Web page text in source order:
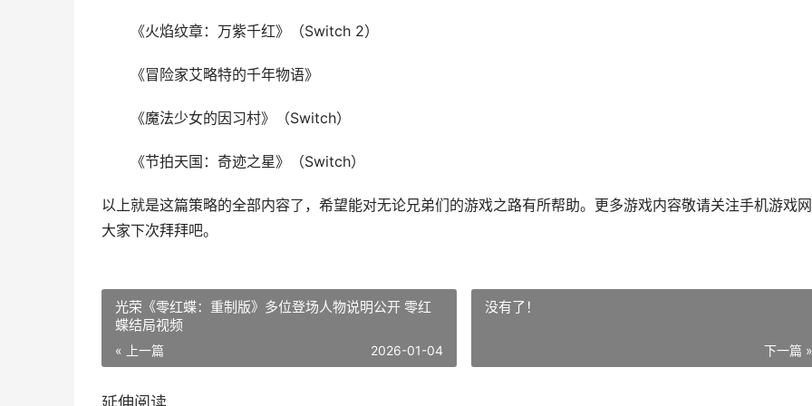
《火焰纹章：万紫千红》（Switch 2）
《冒险家艾略特的千年物语》
《魔法少女的因习村》（Switch）
《节拍天国：奇迹之星》（Switch）
以上就是这篇策略的全部内容了，希望能对无论兄弟们的游戏之路有所帮助。更多游戏内容敬请关注手机游戏
大家下次拜拜吧。
光荣《零红蝶：重制版》多位登场人物说明公开 零红
蝶结局视频
« 上一篇 2026-01-04
没有了！
下一篇 »